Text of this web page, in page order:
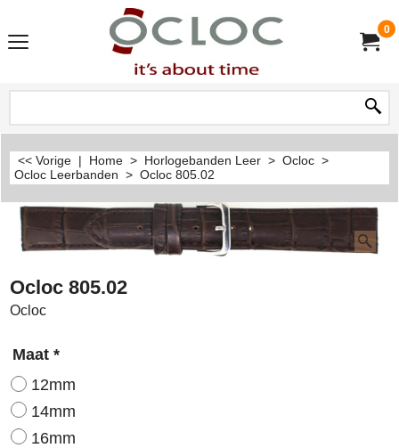
0
<< Vorige | Home > Horlogebanden Leer > Ocloc >
Ocloc Leerbanden > Ocloc 805.02
Ocloc 805.02
Ocloc
Maat *
12mm
14mm
16mm